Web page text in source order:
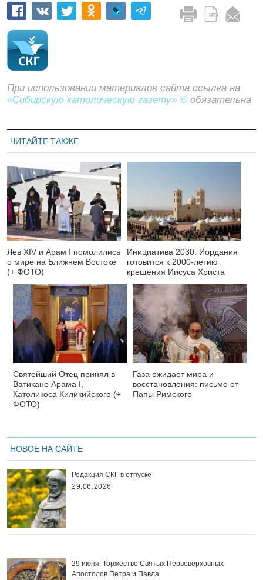
При использовании материалов сайта ссылка на
«Сибирскую католическую газету» © обязательна
ЧИТАЙТЕ ТАКЖЕ
Лев XIV и Арам I помолились
о мире на Ближнем Востоке
(+ ФОТО)
Инициатива 2030: Иордания
готовится к 2000-летию
крещения Иисуса Христа
Святейший Отец принял в
Ватикане Арама I,
Католикоса Киликийского (+
ФОТО)
Газа ожидает мира и
восстановления: письмо от
Папы Римского
НОВОЕ НА САЙТЕ
Редакция СКГ в отпуске
29.06.2026
29 июня. Торжество Святых Первоверховных
Апостолов Петра и Павла